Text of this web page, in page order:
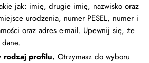
jak: imię, drugie imię, nazwisko oraz
urodzenia, numer PESEL, numer i
oraz adres e-mail. Upewnij się, że
rodzaj profilu. Otrzymasz do wyboru